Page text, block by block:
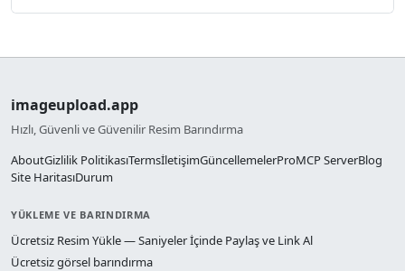
imageupload.app
Hızlı, Güvenli ve Güvenilir Resim Barındırma
AboutGizlilik PolitikasıTermsİletişimGüncellemelerProMCP ServerBlog
Site HaritasıDurum
YÜKLEME VE BARINDIRMA
Ücretsiz Resim Yükle — Saniyeler İçinde Paylaş ve Link Al
Ücretsiz görsel barındırma